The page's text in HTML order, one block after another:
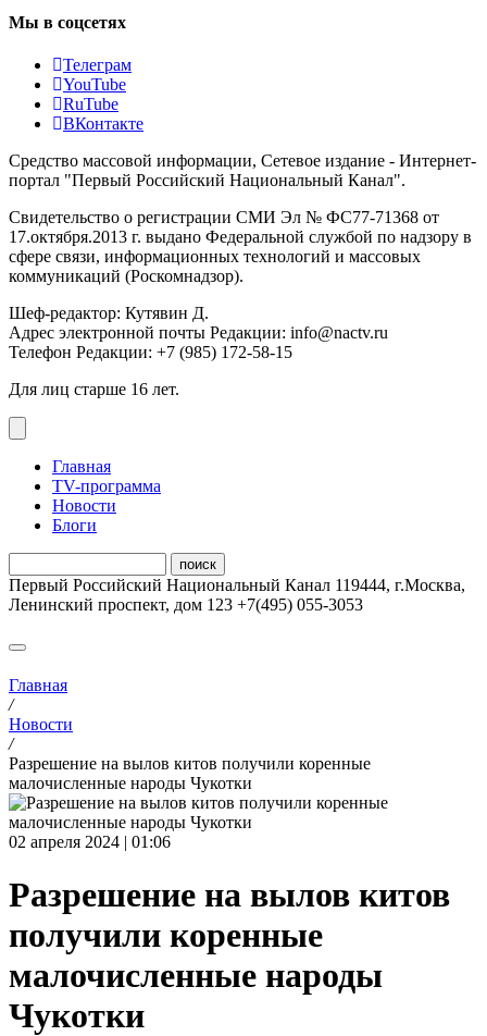
Мы в соцсетях
Телеграм
YouTube
RuTube
ВКонтакте
Средство массовой информации, Сетевое издание - Интернет-
портал "Первый Российский Национальный Канал".
Свидетельство о регистрации СМИ Эл № ФС77-71368 от
17.октября.2013 г. выдано Федеральной службой по надзору в
сфере связи, информационных технологий и массовых
коммуникаций (Роскомнадзор).
Шеф-редактор: Кутявин Д.
Адрес электронной почты Редакции: info@nactv.ru
Телефон Редакции: +7 (985) 172-58-15
Для лиц старше 16 лет.
Главная
ТV-программа
Новости
Блоги
Первый Российский Национальный Канал 119444, г.Москва,
Ленинский проспект, дом 123 +7(495) 055-3053
Главная
/
Новости
/
Разрешение на вылов китов получили коренные
малочисленные народы Чукотки
02 апреля 2024 | 01:06
Разрешение на вылов китов
получили коренные
малочисленные народы
Чукотки